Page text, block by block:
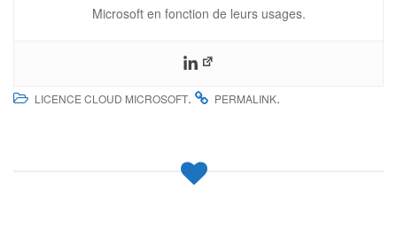
Microsoft en fonction de leurs usages.
LICENCE CLOUD MICROSOFT. PERMALINK.